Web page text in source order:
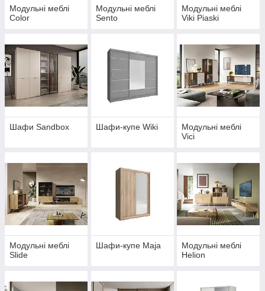
Модульні меблі
Color
Модульні меблі
Sento
Модульні меблі
Viki Piaski
Шафи Sandbox Шафи-купе Wiki
Модульні меблі
Vici
Модульні меблі
Slide
Шафи-купе Maja
Модульні меблі
Helion